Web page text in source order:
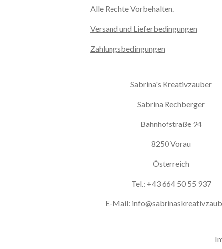
Alle Rechte Vorbehalten.
Versand und Lieferbedingungen
Zahlungsbedingungen
Sabrina's Kreativzauber
Sabrina Rechberger
Bahnhofstraße 94
8250 Vorau
Österreich
Tel.: +43 664 50 55 937
E-Mail: